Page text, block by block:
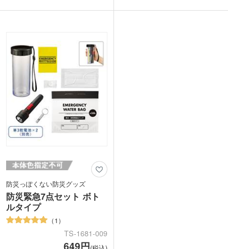
ビール1本より少し軽い程度。女性やご
型の記入欄があります。
持ち出しバッグ下部に1色で企業名やロ
ゴを名入れ可能です。地域の防災イベン
トや住宅展示場の来場記念品などにいか
がでしょうか。
ておけば、外出時やアウトドアシーンで
防災っぽくない防災グッズ
防災緊急7点セット ボト
ルタイプ
1
TS-1681-009
649円